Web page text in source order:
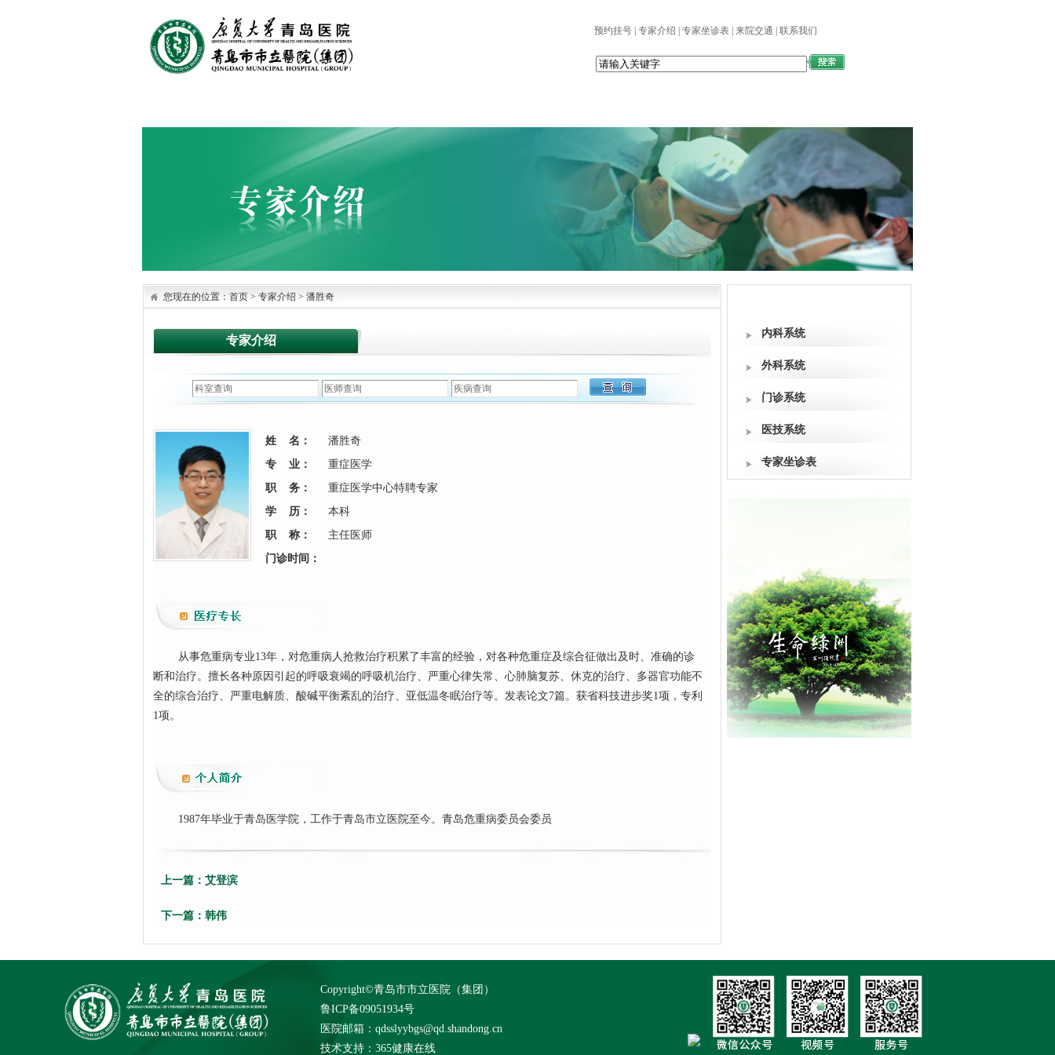
预约挂号 专家介绍 专家坐诊表 来院交通 联系我们
您现在的位置： 首页 > 专家介绍 > 潘胜奇
专家介绍
姓 名：
潘胜奇
专 业：
重症医学
职 务：
重症医学中心特聘专家
学 历：
本科
职 称：
主任医师
门诊时间：
从事危重病专业13年，对危重病人抢救治疗积累了丰富的经验，对各种危重症及综合征做出及时、准确的诊
断和治疗。擅长各种原因引起的呼吸衰竭的呼吸机治疗、严重心律失常、心肺脑复苏、休克的治疗、多器官功能不
全的综合治疗、严重电解质、酸碱平衡紊乱的治疗、亚低温冬眠治疗等。发表论文7篇。获省科技进步奖1项，专利
1项。
1987年毕业于青岛医学院，工作于青岛市立医院至今。青岛危重病委员会委员
上一篇： 艾登滨
下一篇： 韩伟
内科系统
外科系统
门诊系统
医技系统
专家坐诊表
Copyright©青岛市市立医院（集团）
鲁ICP备09051934号
医院邮箱：qdsslyybgs@qd.shandong.cn
技术支持： 365健康在线